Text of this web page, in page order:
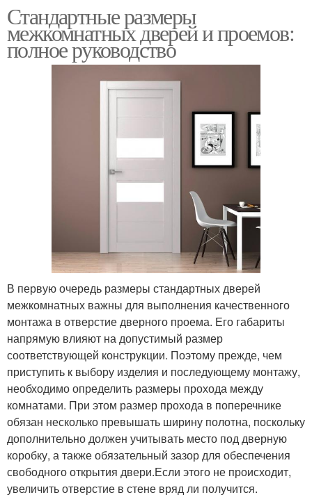
Межкомнатная дверь Двери на интерьер
Двери в жилые
Двери для санузлов Двери в частном доме
комнат
Двери для безопасного
выхода
Двери для
межкомнатных дверей
Входные двери
Двери по высоте Двери в стиле
Двери в частный дом Внутренние двери
Стандартные размеры
межкомнатных дверей и проемов:
полное руководство
В первую очередь размеры стандартных дверей
межкомнатных важны для выполнения качественного
монтажа в отверстие дверного проема. Его габариты
напрямую влияют на допустимый размер
соответствующей конструкции. Поэтому прежде, чем
приступить к выбору изделия и последующему монтажу,
необходимо определить размеры прохода между
комнатами. При этом размер прохода в поперечнике
обязан несколько превышать ширину полотна, поскольку
дополнительно должен учитывать место под дверную
коробку, а также обязательный зазор для обеспечения
свободного открытия двери.Если этого не происходит,
увеличить отверстие в стене вряд ли получится.